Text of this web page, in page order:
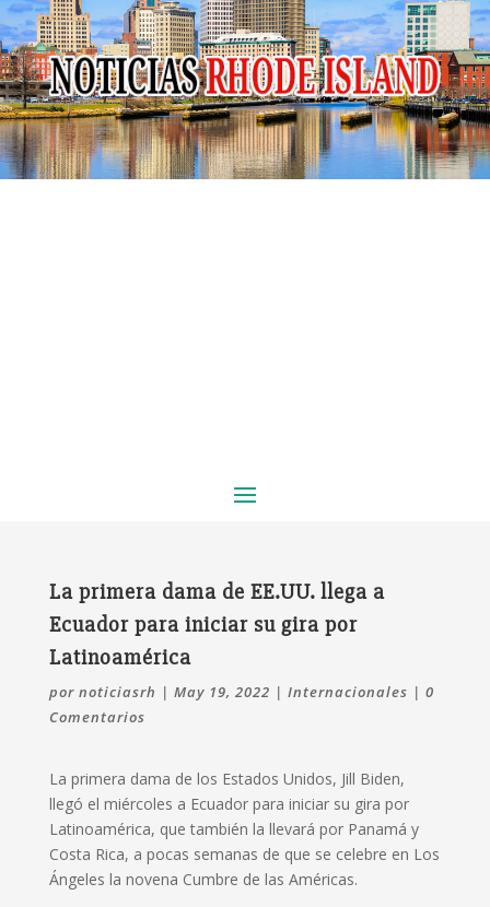
La primera dama de EE.UU. llega a
Ecuador para iniciar su gira por
Latinoamérica
por noticiasrh | May 19, 2022 | Internacionales | 0
Comentarios
La primera dama de los Estados Unidos, Jill Biden,
llegó el miércoles a Ecuador para iniciar su gira por
Latinoamérica, que también la llevará por Panamá y
Costa Rica, a pocas semanas de que se celebre en Los
Ángeles la novena Cumbre de las Américas.